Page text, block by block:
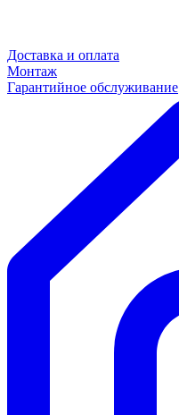
Доставка и оплата
Монтаж
Гарантийное обслуживание